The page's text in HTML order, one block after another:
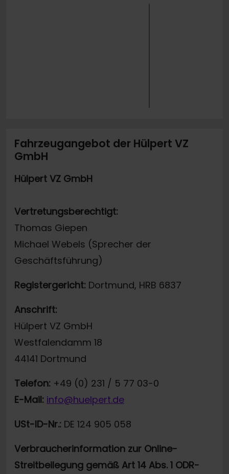
Fahrzeugangebot der Hülpert VZ
GmbH
Hülpert VZ GmbH
Vertretungsberechtigt:
Thomas Giepen
Michael Webels (Sprecher der
Geschäftsführung)
Registergericht: Dortmund, HRB 6837
Anschrift:
Hülpert VZ GmbH
Westfalendamm 18
44141 Dortmund
Telefon: +49 (0) 231 / 5 77 03-0
E-Mail: info@huelpert.de
USt-ID-Nr.: DE 124 905 058
Verbraucherinformation zur Online-
Streitbeilegung gemäß Art 14 Abs. 1 ODR-